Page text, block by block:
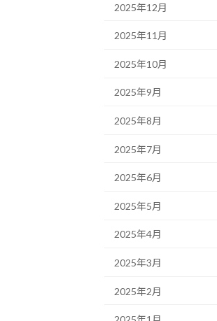
2025年12月
2025年11月
2025年10月
2025年9月
2025年8月
2025年7月
2025年6月
2025年5月
2025年4月
2025年3月
2025年2月